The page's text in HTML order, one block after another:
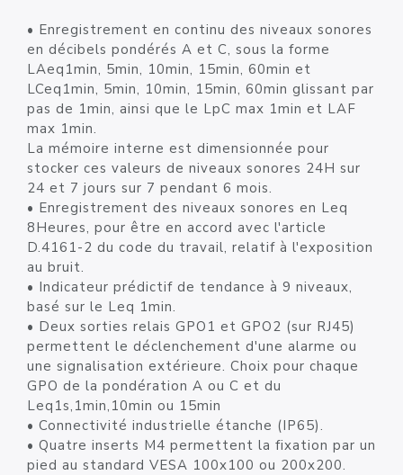
• Enregistrement en continu des niveaux sonores
en décibels pondérés A et C, sous la forme
LAeq1min, 5min, 10min, 15min, 60min et
LCeq1min, 5min, 10min, 15min, 60min glissant par
pas de 1min, ainsi que le LpC max 1min et LAF
max 1min.
La mémoire interne est dimensionnée pour
stocker ces valeurs de niveaux sonores 24H sur
24 et 7 jours sur 7 pendant 6 mois.
• Enregistrement des niveaux sonores en Leq
8Heures, pour être en accord avec l'article
D.4161-2 du code du travail, relatif à l'exposition
au bruit.
• Indicateur prédictif de tendance à 9 niveaux,
basé sur le Leq 1min.
• Deux sorties relais GPO1 et GPO2 (sur RJ45)
permettent le déclenchement d'une alarme ou
une signalisation extérieure. Choix pour chaque
GPO de la pondération A ou C et du
Leq1s,1min,10min ou 15min
• Connectivité industrielle étanche (IP65).
• Quatre inserts M4 permettent la fixation par un
pied au standard VESA 100x100 ou 200x200.